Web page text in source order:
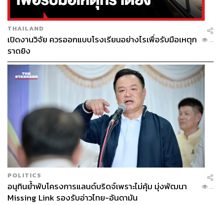
THAILAND
เปิดงานวิจัย ควรออกแบบโรงเรียนอย่างไรเพื่อรับมือเหตุก
ราดยิง
...
POLITICS
อนุทินย้ำพับโครงการแลนด์บริดจ์เพราะไม่คุ้ม มุ่งพัฒนา
Missing Link รองรับอ่าวไทย-อันดามัน
...